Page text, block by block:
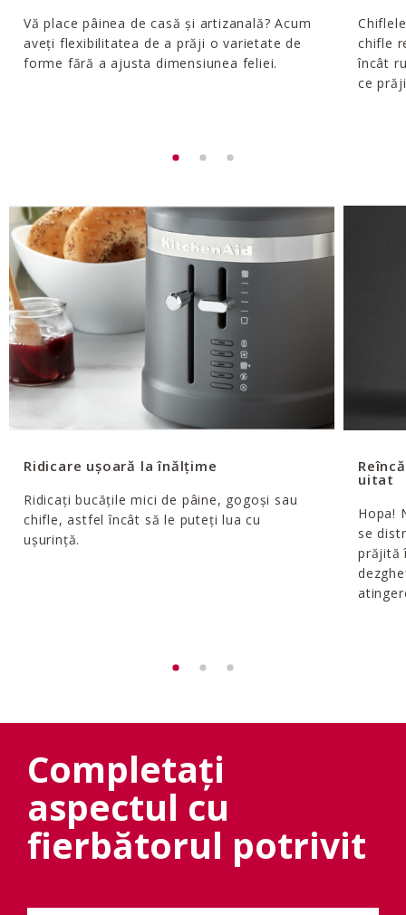
Vă place pâinea de casă și artizanală? Acum
aveți flexibilitatea de a prăji o varietate de
forme fără a ajusta dimensiunea feliei.
chifle
încât
ce
Ridicare ușoară la înălțime
Ridicați bucățile mici de pâine, gogoși sau
chifle, astfel încât să le puteți lua cu
ușurință.
uitat
Hopa!
se
prăjită
Completați
aspectul cu
fierbătorul potrivit